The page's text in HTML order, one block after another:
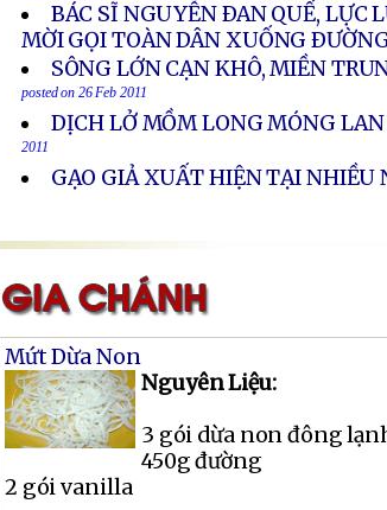
BÁC SĨ NGUYỄN ÐAN QUẾ, LỰC
MỜI GỌI TOÀN DÂN XUỐNG
SÔNG LỚN CẠN KHÔ, MIỀN
posted on 26 Feb 2011
DỊCH LỞ MỒM LONG MÓNG
2011
GẠO GIẢ XUẤT HIỆN TẠI NHIỀU
Mứt Dừa Non
Nguyên Liệu:
3 gói dừa non đông
450g đường
2 gói vanilla